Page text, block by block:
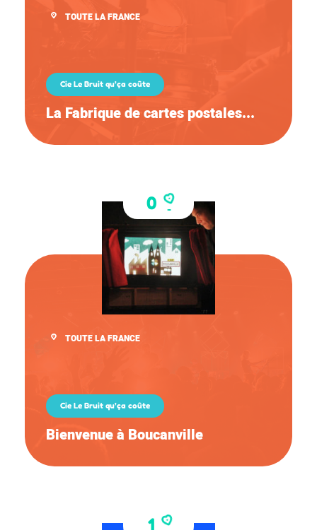
TOUTE LA FRANCE
Cie Le Bruit qu’ça coûte
La Fabrique de cartes postales...
TOUTE LA FRANCE
Cie Le Bruit qu’ça coûte
Bienvenue à Boucanville
0
1